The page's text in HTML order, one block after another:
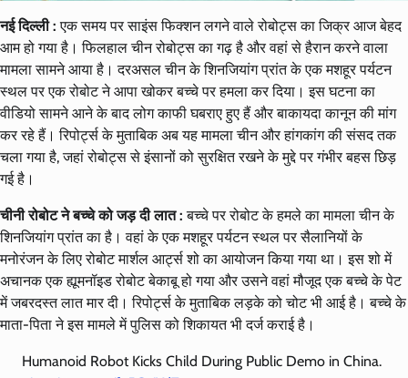
नई दिल्ली :एक समय पर साइंस फिक्शन लगने वाले रोबोट्स का जिक्र आज बेहद
आम हो गया है। फिलहाल चीन रोबोट्स का गढ़ है और वहां से हैरान करने वाला
मामला सामने आया है। दरअसल चीन के शिनजियांग प्रांत के एक मशहूर पर्यटन
स्थल पर एक रोबोट ने आपा खोकर बच्चे पर हमला कर दिया। इस घटना का
वीडियो सामने आने के बाद लोग काफी घबराए हुए हैं और बाकायदा कानून की मांग
कर रहे हैं। रिपोर्ट्स के मुताबिक अब यह मामला चीन और हांगकांग की संसद तक
चला गया है, जहां रोबोट्स से इंसानों को सुरक्षित रखने के मुद्दे पर गंभीर बहस छिड़
गई है।
चीनी रोबोट ने बच्चे को जड़ दी लात :बच्चे पर रोबोट के हमले का मामला चीन के
शिनजियांग प्रांत का है। वहां के एक मशहूर पर्यटन स्थल पर सैलानियों के
मनोरंजन के लिए रोबोट मार्शल आर्ट्स शो का आयोजन किया गया था। इस शो में
अचानक एक ह्यूमनॉइड रोबोट बेकाबू हो गया और उसने वहां मौजूद एक बच्चे के पेट
में जबरदस्त लात मार दी। रिपोर्ट्स के मुताबिक लड़के को चोट भी आई है। बच्चे के
माता-पिता ने इस मामले में पुलिस को शिकायत भी दर्ज कराई है।
Humanoid Robot Kicks Child During Public Demo in China.